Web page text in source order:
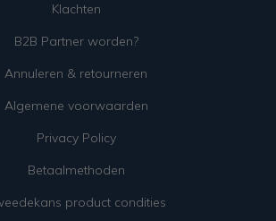
Klachten
B2B Partner worden?
Annuleren & retourneren
Algemene voorwaarden
Privacy Policy
Betaalmethoden
product condities